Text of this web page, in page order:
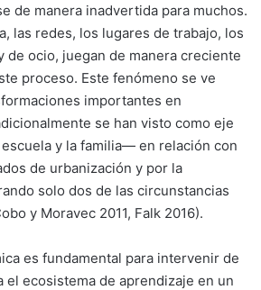
de manera inadvertida para muchos.
las redes, los lugares de trabajo, los
de ocio, juegan de manera creciente
proceso. Este fenómeno se ve
importantes en
se han visto como eje
y la familia— en relación con
de urbanización y por la
solo dos de las circunstancias
y Moravec 2011, Falk 2016).
es fundamental para intervenir de
el ecosistema de aprendizaje en un